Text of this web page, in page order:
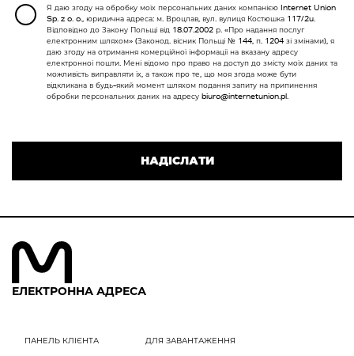
Я даю згоду на обробку моїх персональних даних компанією Internet Union
Sp. z o. o., юридична адреса: м. Вроцлав, вул. вулиця Костюшка 117/2u.
Відповідно до Закону Польщі від 18.07.2002 р. «Про надання послуг
електронним шляхом» (Законод. вісник Польщі № 144, п. 1204 зі змінами), я
даю згоду на отримання комерційної інформації на вказану адресу
електронної пошти. Мені відомо про право на доступ до змісту моїх даних та
можливість виправляти їх, а також про те, що моя згода може бути
відкликана в будь-який момент шляхом подання запиту на припинення
обробки персональних даних на адресу biuro@internetunion.pl.
ЕЛЕКТРОННА АДРЕСА